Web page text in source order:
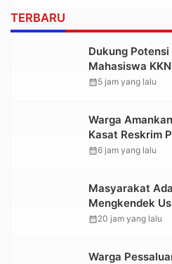
TERBARU
Dukung
Mahasiswa
Nonongan Utara
calendar_month5 jam yang lalu
Warga
Kasat Reskrim
Proses Hukum
calendar_month6 jam yang lalu
Masyarakat
Mengkendek
yang Rusak
calendar_month20 jam yang lalu
Warga